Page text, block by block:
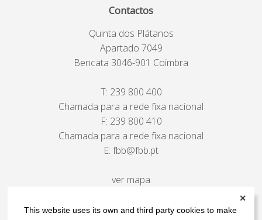
This website uses its own and third party cookies to make
✕
Contactos
Quinta dos Plátanos
Apartado 7049
Bencata 3046-901 Coimbra
T: 239 800 400
Chamada para a rede fixa nacional
F: 239 800 410
Chamada para a rede fixa nacional
E: fbb@fbb.pt
ver mapa